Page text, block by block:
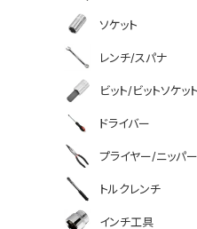
ソケット
レンチ/スパナ
ビット/ビットソケット
ドライバー
プライヤー/ニッパー
トルクレンチ
インチ工具
facebook
line